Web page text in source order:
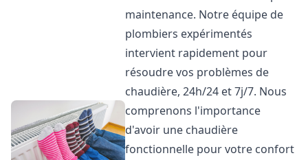
maintenance. Notre équipe de
plombiers expérimentés
intervient rapidement pour
résoudre vos problèmes de
chaudière, 24h/24 et 7j/7. Nous
comprenons l'importance
d'avoir une chaudière
fonctionnelle pour votre confort